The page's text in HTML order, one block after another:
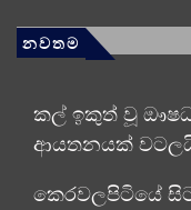
නවතම
කල් ඉකුත් වූ
ආයතනයක්
කෙරවලපිටියේ